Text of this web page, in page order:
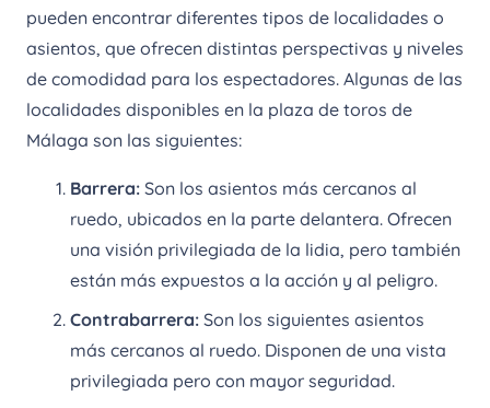
pueden encontrar diferentes tipos de localidades o
asientos, que ofrecen distintas perspectivas y niveles
de comodidad para los espectadores. Algunas de las
localidades disponibles en la plaza de toros de
Málaga son las siguientes:
Barrera: Son los asientos más cercanos al
ruedo, ubicados en la parte delantera. Ofrecen
una visión privilegiada de la lidia, pero también
están más expuestos a la acción y al peligro.
Contrabarrera: Son los siguientes asientos
más cercanos al ruedo. Disponen de una vista
privilegiada pero con mayor seguridad.